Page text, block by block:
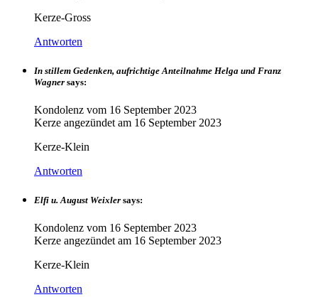
Kerze-Gross
Antworten
In stillem Gedenken, aufrichtige Anteilnahme Helga und Franz
Wagner says:
Kondolenz vom 16 September 2023
Kerze angezündet am 16 September 2023
Kerze-Klein
Antworten
Elfi u. August Weixler says:
Kondolenz vom 16 September 2023
Kerze angezündet am 16 September 2023
Kerze-Klein
Antworten